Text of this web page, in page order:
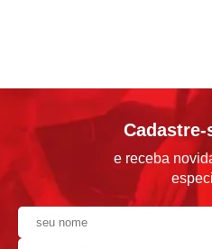
Cadastre-
e receba